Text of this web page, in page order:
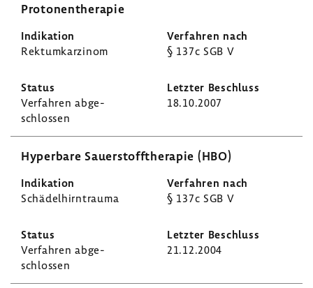
Proto­nen­the­rapie
Rekt­um­kar­zinom § 137c SGB V
Verfahren abge­
schlossen
18.10.2007
Hyper­bare Sauer­stoff­the­rapie (HBO)
Schä­del­hirn­trauma § 137c SGB V
Verfahren abge­
schlossen
21.12.2004